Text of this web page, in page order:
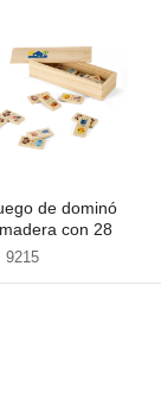
de dominó
con 28
figuras de animales
9215